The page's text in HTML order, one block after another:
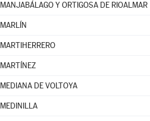
MANJABÁLAGO Y ORTIGOSA DE RIOALMAR
MARLÍN
MARTIHERRERO
MARTÍNEZ
MEDIANA DE VOLTOYA
MEDINILLA